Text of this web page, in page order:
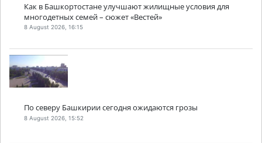
Как в Башкортостане улучшают жилищные условия для
многодетных семей – сюжет «Вестей»
8 August 2026, 16:15
По северу Башкирии сегодня ожидаются грозы
8 August 2026, 15:52